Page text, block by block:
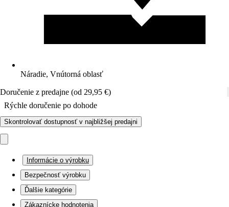
Náradie, Vnútorná oblasť
Doručenie z predajne (od 29,95 €)
Rýchle doručenie po dohode
Skontrolovať dostupnosť v najbližšej predajni
Informácie o výrobku
Bezpečnosť výrobku
Ďalšie kategórie
Zákaznícke hodnotenia